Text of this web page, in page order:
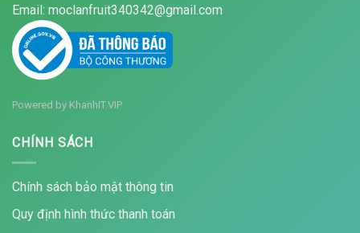
Email: moclanfruit340342@gmail.com
Powered by KhanhIT.VIP
CHÍNH SÁCH
Chính sách bảo mật thông tin
Quy định hình thức thanh toán